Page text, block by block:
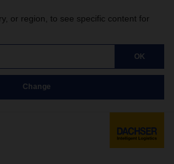
or region, to see specific content for
OK
Change